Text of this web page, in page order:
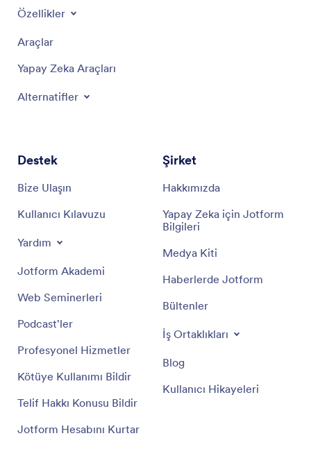
Özellikler
Araçlar
Yapay Zeka Araçları
Alternatifler
Destek
Bize Ulaşın
Kullanıcı Kılavuzu
Yardım
Jotform Akademi
Web Seminerleri
Podcast'ler
Profesyonel Hizmetler
Kötüye Kullanımı Bildir
Telif Hakkı Konusu Bildir
Jotform Hesabını Kurtar
Şirket
Hakkımızda
Yapay Zeka için Jotform
Bilgileri
Medya Kiti
Haberlerde Jotform
Bültenler
İş Ortaklıkları
Blog
Kullanıcı Hikayeleri